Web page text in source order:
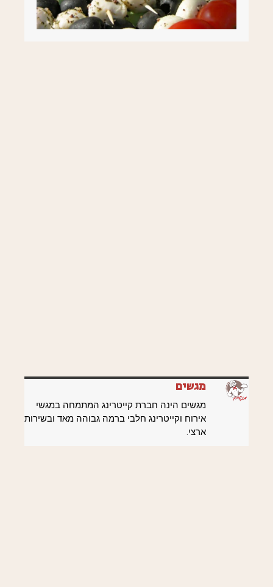
מגשים
מגשים הינה חברת קייטרינג המתמחה במגשי
אירוח וקייטרינג חלבי ברמה גבוהה מאד ובשירות
ארצי.